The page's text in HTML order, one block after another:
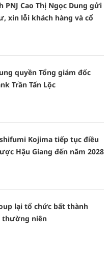
PNJ Cao Thị Ngọc Dung gửi
xin lỗi khách hàng và cổ
quyền Tổng giám đốc
Trần Tấn Lộc
Kojima tiếp tục điều
Hậu Giang đến năm 2028
lại tổ chức bất thành
thường niên